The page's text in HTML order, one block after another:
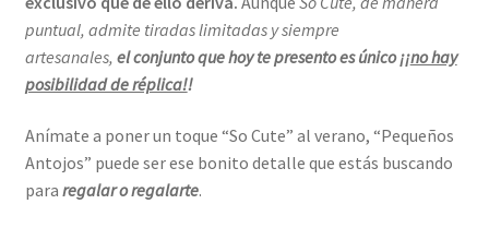
puntual, admite tiradas limitadas y siempre
artesanales, el conjunto que hoy te presento es único ¡¡no hay
posibilidad de réplica!!
Anímate a poner un toque “So Cute” al verano, “Pequeños
Antojos” puede ser ese bonito detalle que estás buscando
para regalar o regalarte.